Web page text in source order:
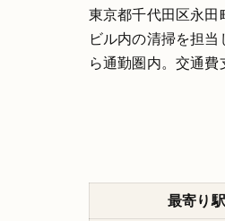
東京都千代田区永田
ビル内の清掃を担
ら通勤圏内。交通費
最寄り駅